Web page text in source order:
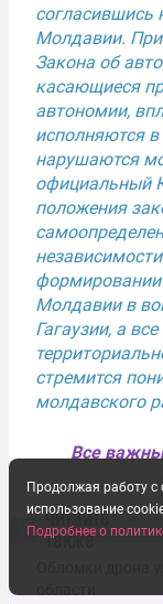
согласившись
Молдавии.
Закона об
касающиеся
автономии,
исполняются
нарушаются
официальный
положения
формировании
Молдавии в
Гагаузии, а
стремится
молдавского
Все
читайте
также
Обломки дрона
Продолжая работу с
использование
Подробнее о